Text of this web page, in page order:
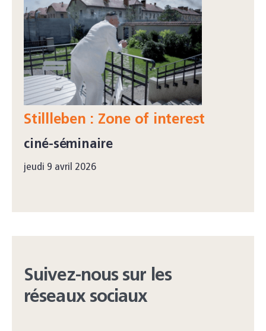
Stillleben : Zone of interest
ciné-séminaire
jeudi 9 avril 2026
Suivez-nous sur les
réseaux sociaux